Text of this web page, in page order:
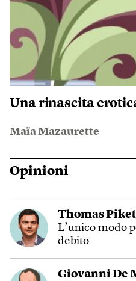
Una rinascita
Maïa Mazaurette
Opinioni
Thomas
L’unico modo
debito
Giovanni De